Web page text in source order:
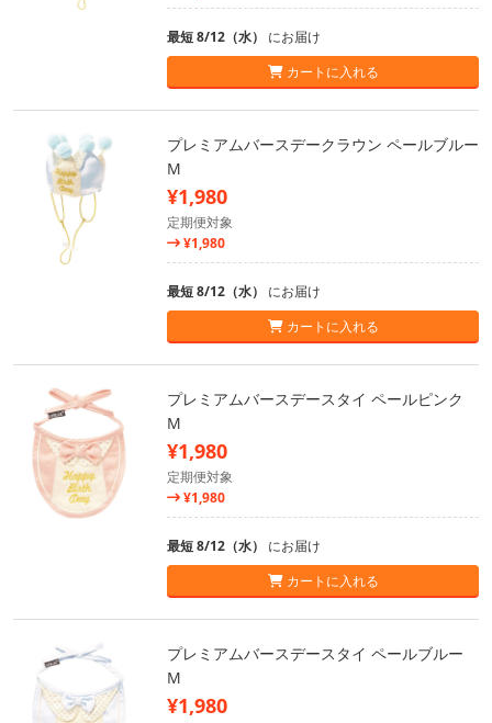
最短 8/12（水） にお届け
カートに入れる
プレミアムバースデークラウン ペールブルー
M
¥1,980
定期便対象
¥1,980
最短 8/12（水） にお届け
カートに入れる
プレミアムバースデースタイ ペールピンク
M
¥1,980
定期便対象
¥1,980
最短 8/12（水） にお届け
カートに入れる
プレミアムバースデースタイ ペールブルー
M
¥1,980